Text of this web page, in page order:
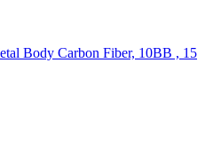
Body Carbon Fiber, 10BB , 15